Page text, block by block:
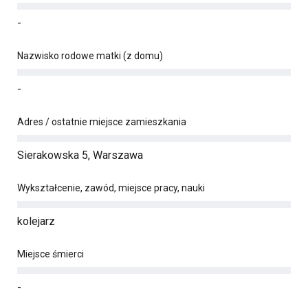
-
Nazwisko rodowe matki (z domu)
-
Adres / ostatnie miejsce zamieszkania
Sierakowska 5, Warszawa
Wykształcenie, zawód, miejsce pracy, nauki
kolejarz
Miejsce śmierci
-